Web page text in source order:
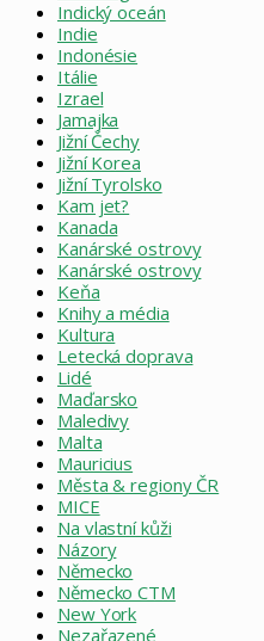
Indický oceán
Indie
Indonésie
Itálie
Izrael
Jamajka
Jižní Čechy
Jižní Korea
Jižní Tyrolsko
Kam jet?
Kanada
Kanárské ostrovy
Kanárské ostrovy
Keňa
Knihy a média
Kultura
Letecká doprava
Lidé
Maďarsko
Maledivy
Malta
Mauricius
Města & regiony ČR
MICE
Na vlastní kůži
Názory
Německo
Německo CTM
New York
Nezařazené